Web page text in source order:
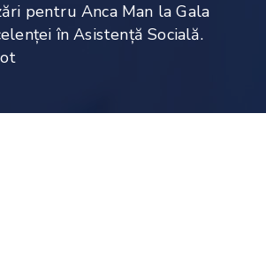
pentru Anca Man la Gala
în Asistență Socială.